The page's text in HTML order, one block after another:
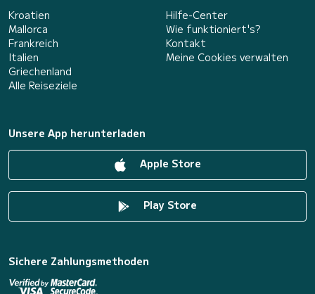
Kroatien
Mallorca
Frankreich
Italien
Griechenland
Alle Reiseziele
Hilfe-Center
Wie funktioniert's?
Kontakt
Meine Cookies verwalten
Unsere App herunterladen
Apple Store
Play Store
Sichere Zahlungsmethoden